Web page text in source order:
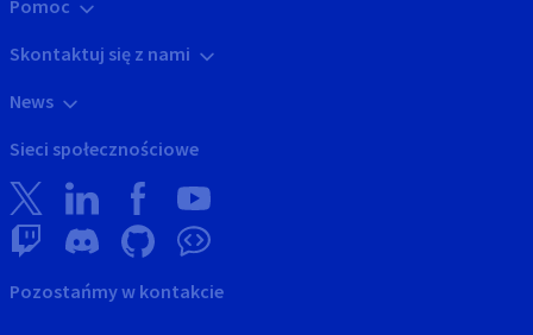
Pomoc
Skontaktuj się z nami
News
Sieci społecznościowe
Pozostańmy w kontakcie